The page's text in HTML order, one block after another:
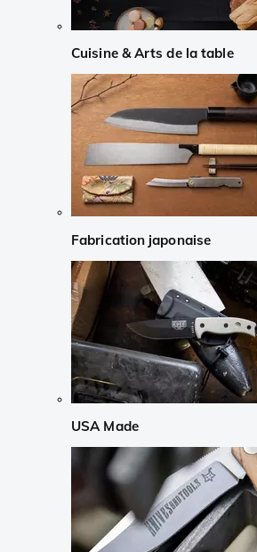
Cuisine & Arts de la table
Fabrication japonaise
USA Made